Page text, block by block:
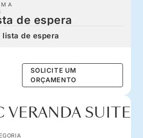
A
de espera
lista de espera
SOLICITE UM
ORÇAMENTO
VERANDA SUITE